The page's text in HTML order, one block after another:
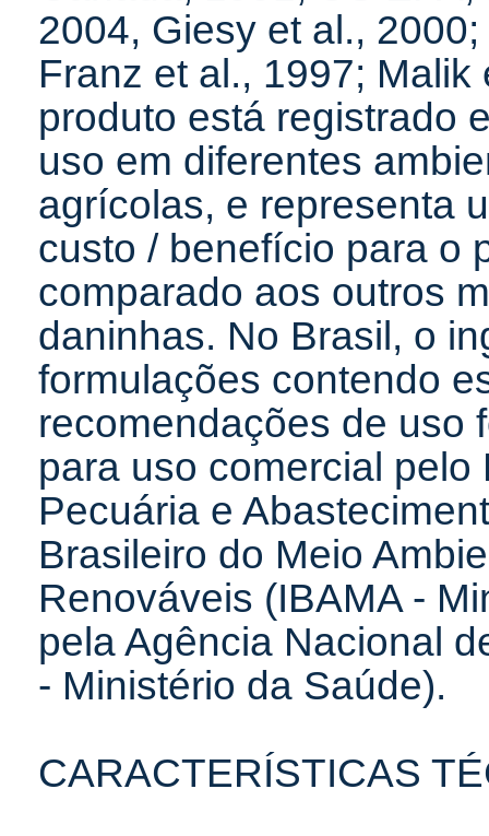
2004, Giesy et al.,
Franz et al., 1997;
produto está registrado
uso em diferentes
agrícolas, e representa
custo / benefício para o
comparado aos outros
daninhas. No Brasil, o
formulações contendo
recomendações de uso
para uso comercial pelo
Pecuária e
Brasileiro do Meio
Renováveis (IBAMA -
pela Agência Nacional
- Ministério da Saúde).
CARACTERÍSTICAS